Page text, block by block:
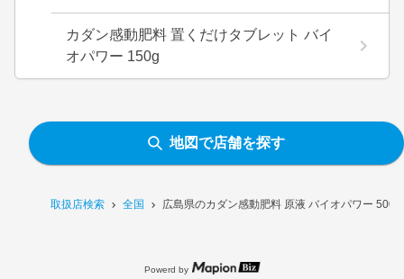
取扱店検索 全国 広島県のカダン感動肥料 原液 バイオパワー
カダン感動肥料 置くだけタブレット バイ
オパワー 150g
地図で店舗を探す
Powerd by